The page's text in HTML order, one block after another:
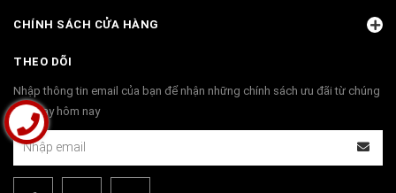
CHÍNH SÁCH CỬA HÀNG
THEO DÕI
Nhập thông tin email của bạn để nhận những chính sách ưu đãi từ chúng
tôi ngay hôm nay